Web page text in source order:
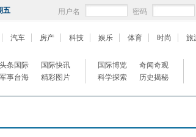
五 用户名 密码
汽车 房产 科技 娱乐 体育 时尚 旅
头条国际
国际快讯
军事台海
精彩图片
国际博览
奇闻奇观
科学探索
历史揭秘